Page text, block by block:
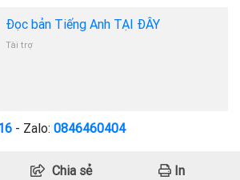
Đọc bản Tiếng Anh TẠI ĐÂY
Tài trợ
- Zalo: 0846460404
Chia sẻ In